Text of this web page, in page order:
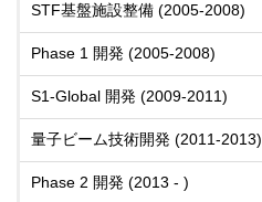
STF基盤施設整備 (2005-2008)
Phase 1 開発 (2005-2008)
S1-Global 開発 (2009-2011)
量子ビーム技術開発 (2011-2013)
Phase 2 開発 (2013 - )